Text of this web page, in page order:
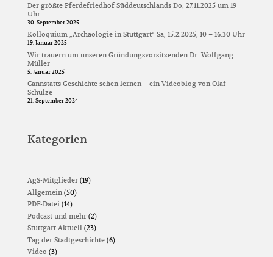
Der größte Pferdefriedhof Süddeutschlands Do, 27.11.2025 um 19
Uhr
30. September 2025
Kolloquium „Archäologie in Stuttgart“ Sa, 15.2.2025, 10 – 16.30 Uhr
19. Januar 2025
Wir trauern um unseren Gründungsvorsitzenden Dr. Wolfgang
Müller
5. Januar 2025
Cannstatts Geschichte sehen lernen – ein Videoblog von Olaf
Schulze
21. September 2024
Kategorien
AgS-Mitglieder(19)
Allgemein(50)
PDF-Datei(14)
Podcast und mehr(2)
Stuttgart Aktuell(23)
Tag der Stadtgeschichte(6)
Video (3)